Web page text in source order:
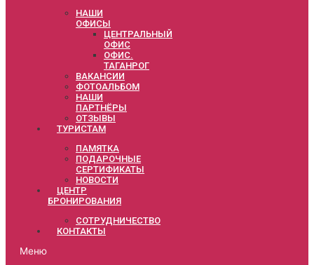
НАШИ
ОФИСЫ
ЦЕНТРАЛЬНЫЙ
ОФИС
ОФИС.
ТАГАНРОГ
ВАКАНСИИ
ФОТОАЛЬБОМ
НАШИ
ПАРТНЁРЫ
ОТЗЫВЫ
ТУРИСТАМ
ПАМЯТКА
ПОДАРОЧНЫЕ
СЕРТИФИКАТЫ
НОВОСТИ
ЦЕНТР
БРОНИРОВАНИЯ
СОТРУДНИЧЕСТВО
КОНТАКТЫ
Меню